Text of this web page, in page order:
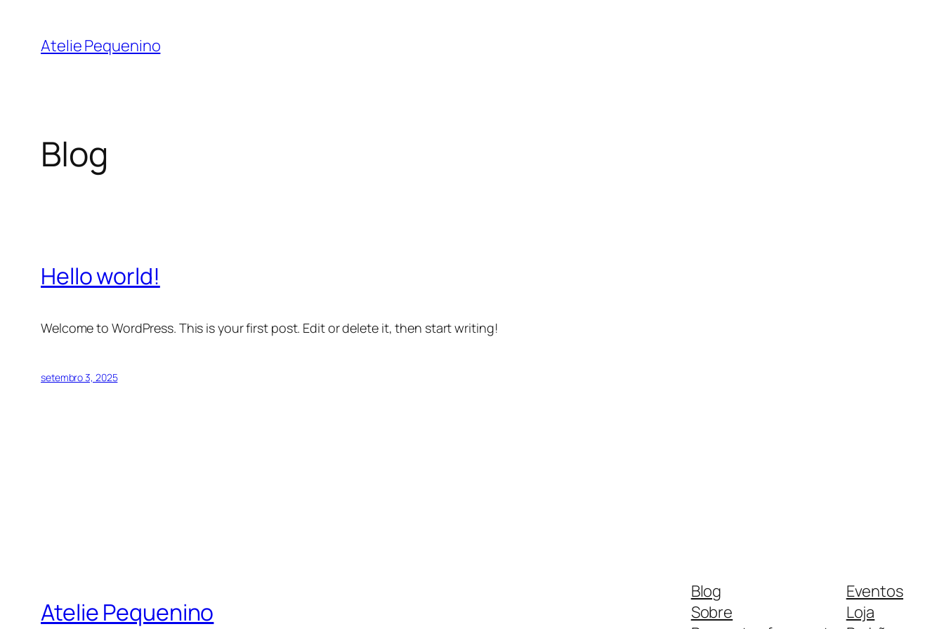
Atelie Pequenino
Blog
Hello world!
Welcome to WordPress. This is your first post. Edit or delete it, then start writing!
setembro 3, 2025
Atelie Pequenino
Blog
Sobre
Eventos
Loja